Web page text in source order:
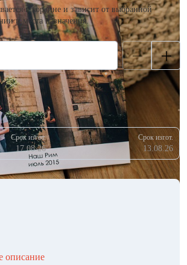
в корзине и зависит от выбранной
и места назначения.
Срок изгот.
17.08.26
Срок изгот.
13.08.26
описание